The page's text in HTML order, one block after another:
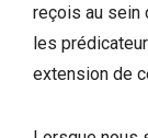
reçois au sein
les
extension de